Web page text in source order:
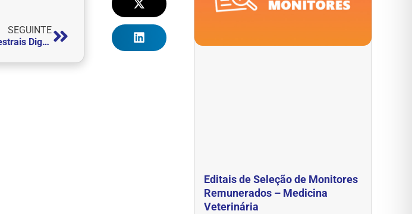
SEGUINTE
Calendário de Avaliações Bimestrais Digitais EAD | 2025 2º Bimestre
Editais de Seleção de Monitores
Remunerados – Medicina
Veterinária